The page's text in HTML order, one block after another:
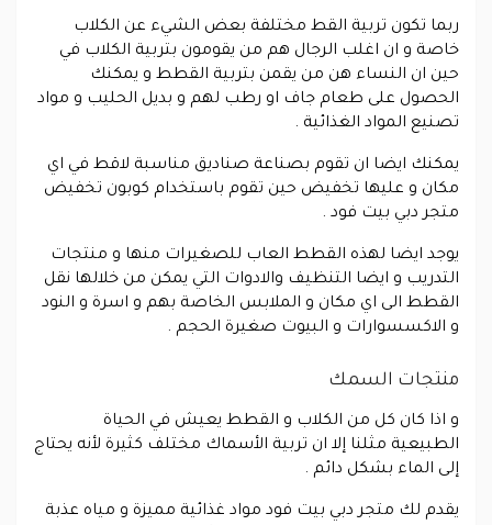
ربما تكون تربية القط مختلفة بعض الشيء عن الكلاب
خاصة و ان اغلب الرجال هم من يقومون بتربية الكلاب في
حين ان النساء هن من يقمن بتربية القطط و يمكنك
الحصول على طعام جاف او رطب لهم و بديل الحليب و مواد
تصنيع المواد الغذائية .
يمكنك ايضا ان تقوم بصناعة صناديق مناسبة لاقط في اي
مكان و عليها تخفيض حين تقوم باستخدام كوبون تخفيض
متجر دبي بيت فود .
يوجد ايضا لهذه القطط العاب للصغيرات منها و منتجات
التدريب و ايضا التنظيف والادوات التي يمكن من خلالها نقل
القطط الى اي مكان و الملابس الخاصة بهم و اسرة و النود
و الاكسسوارات و البيوت صغيرة الحجم .
منتجات السمك
و اذا كان كل من الكلاب و القطط يعيش في الحياة
الطبيعية مثلنا إلا ان تربية الأسماك مختلف كثيرة لأنه يحتاج
إلى الماء بشكل دائم .
يقدم لك متجر دبي بيت فود مواد غذائية مميزة و مياه عذبة